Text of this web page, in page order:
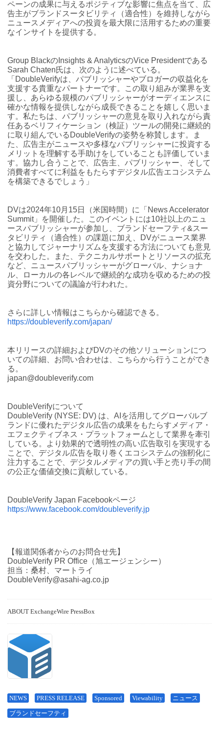
ペーンの成果に与えるポジティブな影響に焦点を当て、広
告主がブランドスータビリティ（適合性）を維持しながら
ニュースメディアへの投資を最大限に活用するための重要
なインサイトを提供する。
Group BlackのInsights & AnalyticsのVice Presidentである
Sarah Chaten氏は、次のように述べている。
「DoubleVerifyは、パブリッシャーやブロガーの収益化を
支援する貴重なパートナーです。この取り組みが業界を支
援し、あらゆる規模のパブリッシャーがオーディエンスに
確かな情報を提供しながら成長できることを嬉しく思いま
す。私たちは、パブリッシャーの意見を取り入れながら責
任あるベリフィケーション（検証）ツールの開発に継続的
に取り組んでいるDoubleVerifyの姿勢を称賛します。ま
た、広告主がニュースや多様なパブリッシャーに投資する
メリットを理解する手助けをしていることも評価していま
す。協力し合うことで、広告主、パブリッシャー、そして
消費者すべてに利益をもたらすデジタル広告エコシステム
を構築できるでしょう」
DVは2024年10月15日（米国時間）に「News Accelerator
Summit」を開催した。このイベントには10社以上のニュ
ースパブリッシャーが参加し、ブランドセーフティ&スー
タビリティ（適合性）の課題に加え、DVがニュース業界
と協力してジャーナリズムを支援する方法についても意見
を交わした。また、テクニカルサポートとリソースの拡充
など、ニュースパブリッシャーがグローバル、ナショナ
ル、ローカルの各レベルで継続的な成功を収めるための投
資分野についての議論が行われた。
さらに詳しい情報はこちらから確認できる。
https://doubleverify.com/japan/
本リリースの詳細およびDVのその他ソリューションにつ
いての詳細、お問い合わせは、こちらから行うことができ
る。
japan@doubleverify.com
DoubleVerifyについて
DoubleVerify (NYSE: DV) は、AIを活用してグローバルブ
ランドに優れたデジタル広告の成果をもたらすメディア・
エフェクティブネス・プラットフォームとして業界を牽引
している。より効果的で透明性の高い広告取引を実現する
ことで、デジタル広告を取り巻くエコシステムの強靭化に
注力することで、デジタルメディアの買い手と売り手の間
の公正な価値交換に貢献している。
DoubleVerify Japan Facebookページ
https://www.facebook.com/doubleverify.jp
【報道関係者からのお問合せ先】
DoubleVerify PR Office（旭エージェンシー）
担当：桑村、マートライ
DoubleVerify@asahi-ag.co.jp
ABOUT ExchangeWire PressBox
NEWS PRESS RELEASE Sponsored Viewability ニュース
ブランドセーフティ